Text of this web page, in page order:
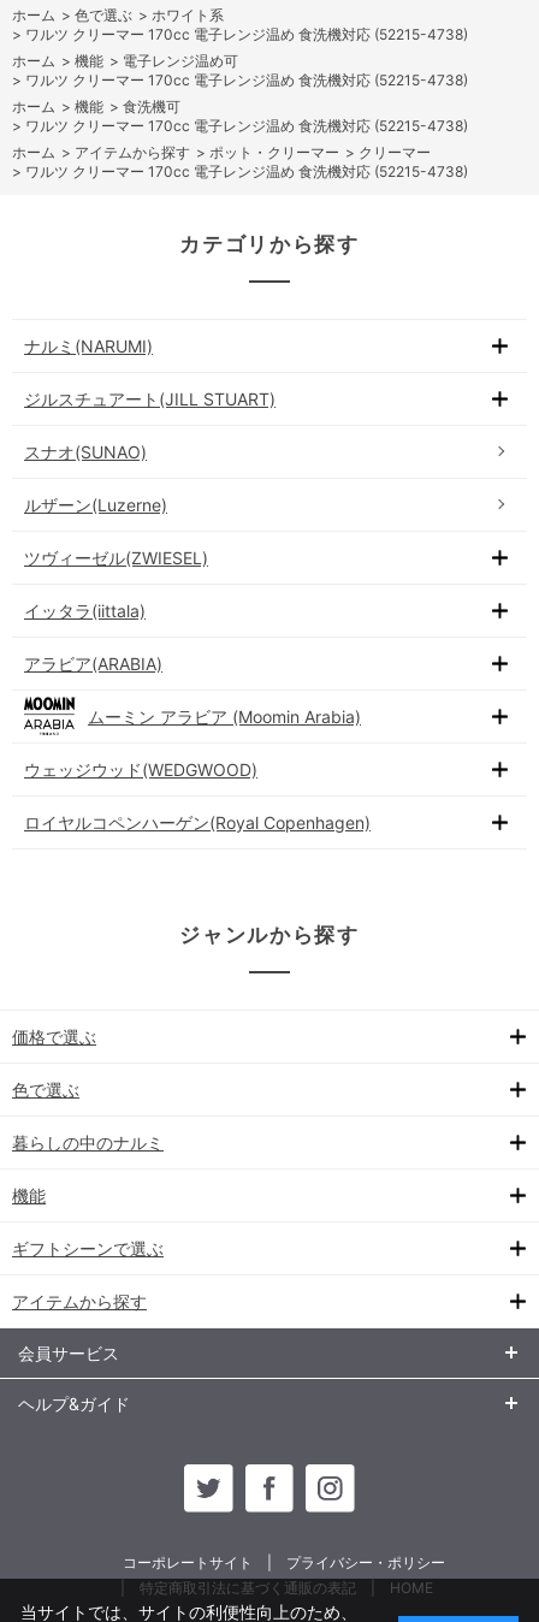
ホーム > 色で選ぶ > ホワイト系
> ワルツ クリーマー 170cc 電子レンジ温め 食洗機対応 (52215-4738)
ホーム > 機能 > 電子レンジ温め可
> ワルツ クリーマー 170cc 電子レンジ温め 食洗機対応 (52215-4738)
ホーム > 機能 > 食洗機可
> ワルツ クリーマー 170cc 電子レンジ温め 食洗機対応 (52215-4738)
ホーム > アイテムから探す > ポット・クリーマー > クリーマー
> ワルツ クリーマー 170cc 電子レンジ温め 食洗機対応 (52215-4738)
カテゴリから探す
ナルミ(NARUMI)
ジルスチュアート(JILL STUART)
スナオ(SUNAO)
ルザーン(Luzerne)
ツヴィーゼル(ZWIESEL)
イッタラ(iittala)
アラビア(ARABIA)
ムーミン アラビア (Moomin Arabia)
ウェッジウッド(WEDGWOOD)
ロイヤルコペンハーゲン(Royal Copenhagen)
ジャンルから探す
価格で選ぶ
色で選ぶ
暮らしの中のナルミ
機能
ギフトシーンで選ぶ
アイテムから探す
会員サービス
ヘルプ&ガイド
コーポレートサイト
プライバシー・ポリシー
特定商取引法に基づく通販の表記
HOME
当サイトでは、サイトの利便性向上のため、